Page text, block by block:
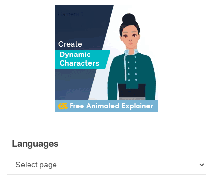
Languages
Languages